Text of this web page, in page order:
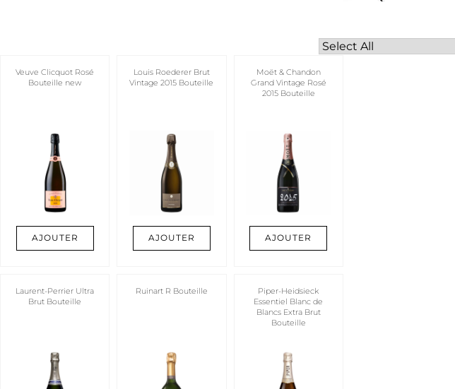
Veuve Clicquot Rosé
Bouteille new
AJOUTER
Louis Roederer Brut
Vintage 2015 Bouteille
AJOUTER
Moët & Chandon
Grand Vintage Rosé
2015 Bouteille
AJOUTER
Laurent-Perrier Ultra
Brut Bouteille
Ruinart R Bouteille
Piper-Heidsieck
Essentiel Blanc de
Blancs Extra Brut
Bouteille